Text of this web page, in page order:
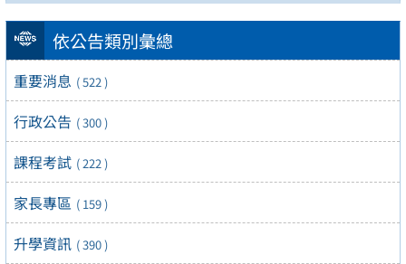
依公告類別彙總
重要消息 ( 522 )
行政公告 ( 300 )
課程考試 ( 222 )
家長專區 ( 159 )
升學資訊 ( 390 )